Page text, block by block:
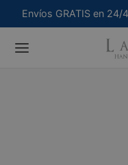
Envíos GRATIS en